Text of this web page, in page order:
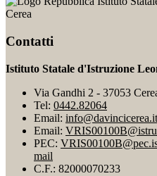
Cerea
Contatti
Istituto Statale d'Istruzione
Via Gandhi 2 - 37053
Tel: 0442.82064
Email: info@davincicerea.it
Email:
PEC:
mail
C.F.: 82000070233